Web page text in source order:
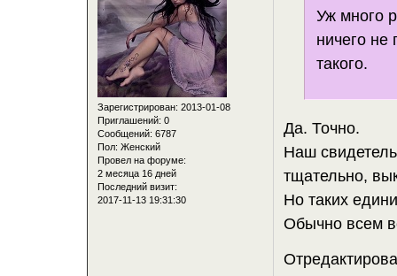
Зарегистрирован: 2013-01-08
Приглашений: 0
Сообщений: 6787
Пол: Женский
Провел на форуме:
2 месяца 16 дней
Последний визит:
2017-11-13 19:31:30
Уж много
ничего не
такого.
Да. Точно.
Наш
тщательно,
Но таких
Обычно всем